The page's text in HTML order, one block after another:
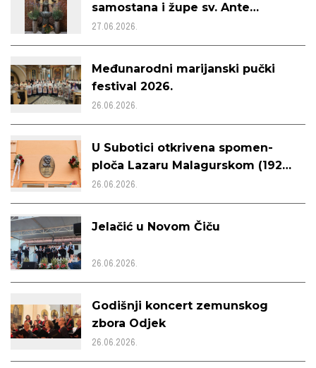
samostana i župe sv. Ante
Padovanskog u Beogradu
27.06.2026.
Međunarodni marijanski pučki
festival 2026.
26.06.2026.
U Subotici otkrivena spomen-
ploča Lazaru Malagurskom (1926.
– 2011.)
26.06.2026.
Jelačić u Novom Čiču
26.06.2026.
Godišnji koncert zemunskog
zbora Odjek
26.06.2026.